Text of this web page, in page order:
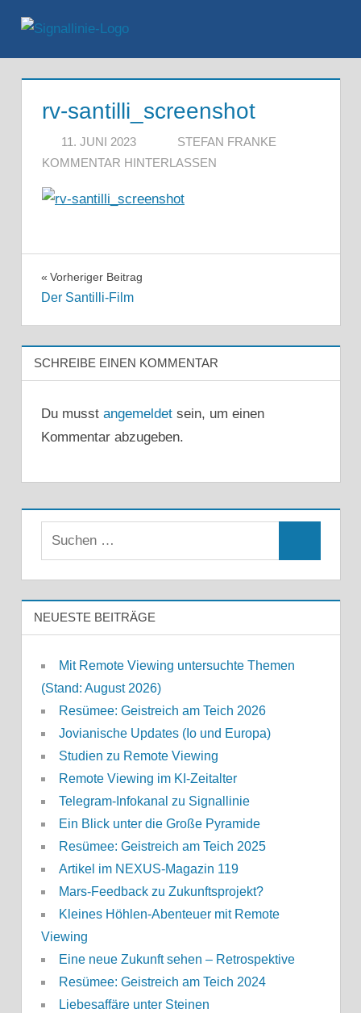
Inhalt
springen
rv-santilli_screenshot
11. JUNI 2023
STEFAN FRANKE
KOMMENTAR HINTERLASSEN
Beitragsnavigation
Vorheriger Beitrag
Der Santilli-Film
SCHREIBE EINEN KOMMENTAR
Du musst angemeldetsein, um einen
Kommentar abzugeben.
NEUESTE BEITRÄGE
Mit Remote Viewing untersuchte Themen
(Stand: August 2026)
Resümee: Geistreich am Teich 2026
Jovianische Updates (Io und Europa)
Studien zu Remote Viewing
Remote Viewing im KI-Zeitalter
Telegram-Infokanal zu Signallinie
Ein Blick unter die Große Pyramide
Resümee: Geistreich am Teich 2025
Artikel im NEXUS-Magazin 119
Mars-Feedback zu Zukunftsprojekt?
Kleines Höhlen-Abenteuer mit Remote
Viewing
Eine neue Zukunft sehen – Retrospektive
Resümee: Geistreich am Teich 2024
Liebesaffäre unter Steinen